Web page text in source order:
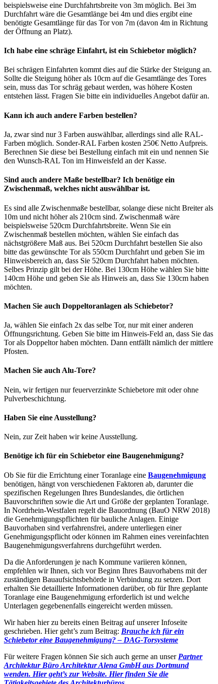
beispielsweise eine Durchfahrtsbreite von 3m möglich. Bei 3m
Durchfahrt wäre die Gesamtlänge bei 4m und dies ergibt eine
benötigte Gesamtlänge für das Tor von 7m (davon 4m in Richtung
der Öffnung an Platz).
Ich habe eine schräge Einfahrt, ist ein Schiebetor möglich?
Bei schrägen Einfahrten kommt dies auf die Stärke der Steigung an.
Sollte die Steigung höher als 10cm auf die Gesamtlänge des Tores
sein, muss das Tor schräg gebaut werden, was höhere Kosten
entstehen lässt. Fragen Sie bitte ein individuelles Angebot dafür an.
Kann ich auch andere Farben bestellen?
Ja, zwar sind nur 3 Farben auswählbar, allerdings sind alle RAL-
Farben möglich. Sonder-RAL Farben kosten 250€ Netto Aufpreis.
Berechnen Sie diese bei Bestellung einfach mit ein und nennen Sie
den Wunsch-RAL Ton im Hinweisfeld an der Kasse.
Sind auch andere Maße bestellbar? Ich benötige ein
Zwischenmaß, welches nicht auswählbar ist.
Es sind alle Zwischenmaße bestellbar, solange diese nicht Breiter als
10m und nicht höher als 210cm sind. Zwischenmaß wäre
beispielsweise 520cm Durchfahrtsbreite. Wenn Sie ein
Zwischenmaß bestellen möchten, wählen Sie einfach das
nächstgrößere Maß aus. Bei 520cm Durchfahrt bestellen Sie also
bitte das gewünschte Tor als 550cm Durchfahrt und geben Sie im
Hinweisbereich an, dass Sie 520cm Durchfahrt haben möchten.
Selbes Prinzip gilt bei der Höhe. Bei 130cm Höhe wählen Sie bitte
140cm Höhe und geben Sie als Hinweis an, dass Sie 130cm haben
möchten.
Machen Sie auch Doppeltoranlagen als Schiebetor?
Ja, wählen Sie einfach 2x das selbe Tor, nur mit einer anderen
Öffnungsrichtung. Geben Sie bitte im Hinweis-Feld an, dass Sie das
Tor als Doppeltor haben möchten. Dann entfällt nämlich der mittlere
Pfosten.
Machen Sie auch Alu-Tore?
Nein, wir fertigen nur feuerverzinkte Schiebetore mit oder ohne
Pulverbeschichtung.
Haben Sie eine Ausstellung?
Nein, zur Zeit haben wir keine Ausstellung.
Benötige ich für ein Schiebetor eine Baugenehmigung?
Ob Sie für die Errichtung einer Toranlage eine Baugenehmigung
benötigen, hängt von verschiedenen Faktoren ab, darunter die
spezifischen Regelungen Ihres Bundeslandes, die örtlichen
Bauvorschriften sowie die Art und Größe der geplanten Toranlage.
In Nordrhein-Westfalen regelt die Bauordnung (BauO NRW 2018)
die Genehmigungspflichten für bauliche Anlagen. Einige
Bauvorhaben sind verfahrensfrei, andere unterliegen einer
Genehmigungspflicht oder können im Rahmen eines vereinfachten
Baugenehmigungsverfahrens durchgeführt werden.
Da die Anforderungen je nach Kommune variieren können,
empfehlen wir Ihnen, sich vor Beginn Ihres Bauvorhabens mit der
zuständigen Bauaufsichtsbehörde in Verbindung zu setzen. Dort
erhalten Sie detaillierte Informationen darüber, ob für Ihre geplante
Toranlage eine Baugenehmigung erforderlich ist und welche
Unterlagen gegebenenfalls eingereicht werden müssen.
Wir haben hier zu bereits einen Beitrag auf unserer Infoseite
geschrieben. Hier geht’s zum Beitrag: Brauche ich für ein
Schiebetor eine Baugenehmigung? – DAG-Torsysteme
Für weitere Fragen können Sie sich auch gerne an unser Partner
Architektur Büro Architektur Alena GmbH aus Dortmund
wenden. Hier geht’s zur Website. Hier finden Sie die